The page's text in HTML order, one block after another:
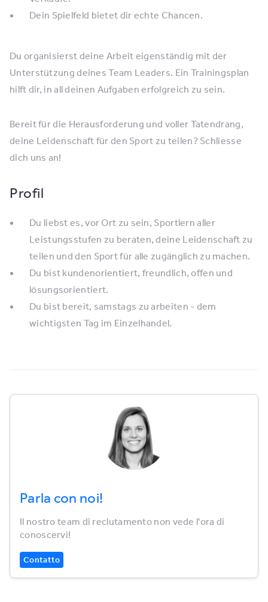
Dein Spielfeld bietet dir echte Chancen.
Du organisierst deine Arbeit eigenständig mit der
Unterstützung deines Team Leaders. Ein Trainingsplan
hilft dir, in all deinen Aufgaben erfolgreich zu sein.
Bereit für die Herausforderung und voller Tatendrang,
deine Leidenschaft für den Sport zu teilen? Schliesse
dich uns an!
Profil
Du liebst es, vor Ort zu sein, Sportlern aller
Leistungsstufen zu beraten, deine Leidenschaft zu
teilen und den Sport für alle zugänglich zu machen.
Du bist kundenorientiert, freundlich, offen und
lösungsorientiert.
Du bist bereit, samstags zu arbeiten - dem
wichtigsten Tag im Einzelhandel.
Parla con noi!
Il nostro team di reclutamento non vede l'ora di
conoscervi!
Contatto